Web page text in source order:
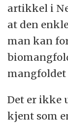
artikkel i
at den
man kan
mangfoldet
Det er ikke
kjent som